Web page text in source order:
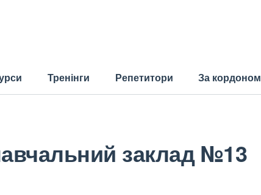
Тренінги Репетитори За кордоном
заклад №13